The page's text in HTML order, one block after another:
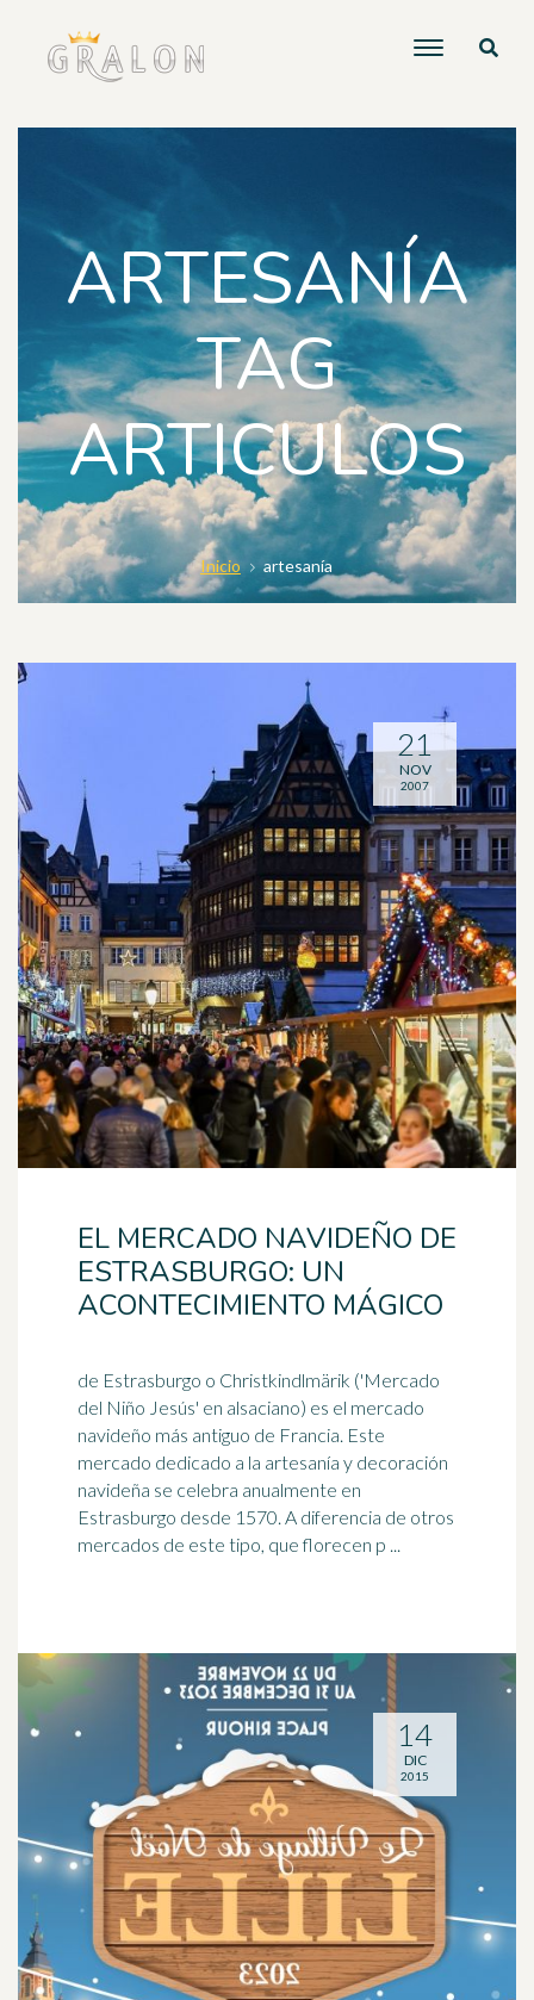
ARTESANÍA
TAG
ARTICULOS
Inicio artesanía
EL MERCADO NAVIDEÑO DE
ESTRASBURGO: UN
ACONTECIMIENTO MÁGICO
de Estrasburgo o Christkindlmärik ('Mercado
del Niño Jesús' en alsaciano) es el mercado
navideño más antiguo de Francia. Este
mercado dedicado a la artesanía y decoración
navideña se celebra anualmente en
Estrasburgo desde 1570. A diferencia de otros
mercados de este tipo, que florecen p ...
21
NOV
2007
14
DIC
2015